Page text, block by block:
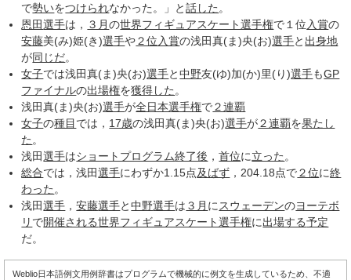
で勢いをつけられなかった。」と話した。
恩田選手は， ３月の世界フィギュアスケート選手権で１位入賞の
安藤美(み)姫(き)選手や２位入賞の浅田真(ま)央(お)選手と 出身地
が同じだ。
女子では浅田真(ま)央(お)選手と中野友(ゆ)加(か)里(り)選手もGP
ファイナルの出場権を獲得した。
浅田真(ま)央(お)選手が全日本選手権で２連覇
女子の種目 では， 17歳の浅田真(ま)央(お)選手が２連覇を果たし
た。
浅田選手はショートプログラム終了後 ，首位に立った。
総合では，浅田選手にわずか1.15点及ばず ，204.18点で２位に終
わった。
浅田選手 ，安藤選手と中野選手は ３月 にスウェーデンのヨーテボ
リ で開催される世界フィギュアスケート選手権に出場する予定
だ。
Weblio日本語例文用例辞書はプログラムで機械的に例文を生成しているため、不適